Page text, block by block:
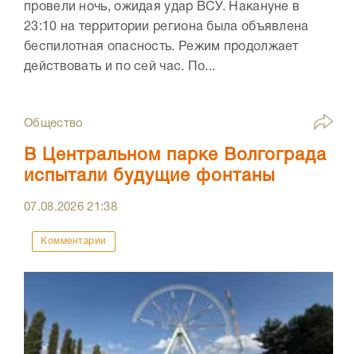
провели ночь, ожидая удар ВСУ. Накануне в
23:10 на территории региона была объявлена
беспилотная опасность. Режим продолжает
действовать и по сей час. По...
Общество
В Центральном парке Волгограда
испытали будущие фонтаны
07.08.202621:38
Комментарии